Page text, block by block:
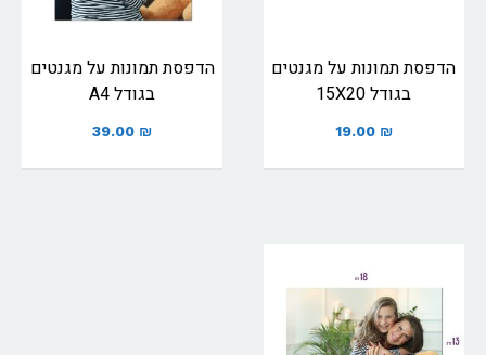
הדפסת תמונות על מגנטים
בגודל 15X20
19.00 ₪
הדפסת תמונות על מגנטים
בגודל A4
39.00 ₪